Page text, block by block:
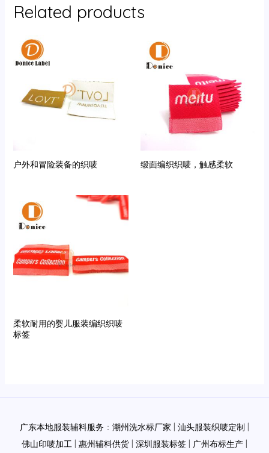
Related products
户外和冒险装备的织唛 缎面编织织唛，触感柔软
柔软耐用的婴儿服装编织织唛
标签
广东本地服装辅料服务 ： 潮州洗水标厂家 汕头服装织唛定制
佛山印唛加工
惠州辅料供货 深圳服装标签 广州布标生产